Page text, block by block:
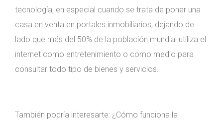
tecnología, en especial cuando se trata de poner una
casa en venta en portales inmobiliarios, dejando de
lado que más del 50% de la población mundial utiliza el
internet como entretenimiento o como medio para
consultar todo tipo de bienes y servicios.
También podría interesarte: ¿Cómo funciona la